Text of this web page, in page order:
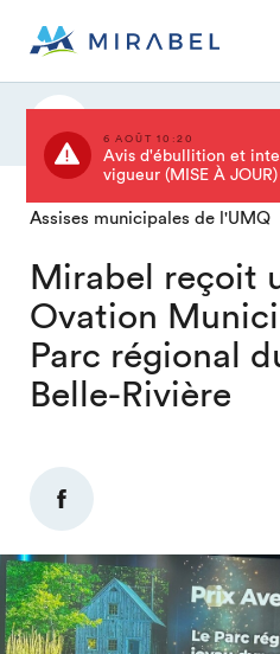
6 AOÛT 10:20
Avis d'ébullition et
vigueur (MISE À JOUR)
Assises municipales de l'UMQ
Mirabel reçoit
Ovation
Parc régional
Belle-Rivière